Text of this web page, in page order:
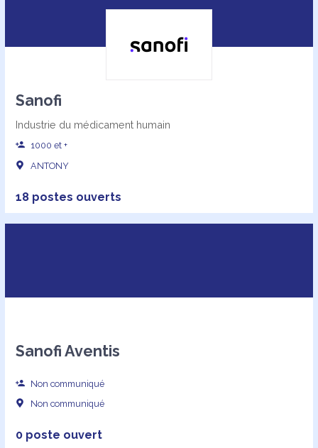
Sanofi
Industrie du médicament humain
1000 et +
ANTONY
18 postes ouverts
Sanofi Aventis
Non communiqué
Non communiqué
0 poste ouvert